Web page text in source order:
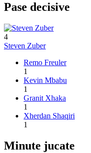
Pase decisive
4
Steven Zuber
Remo Freuler
1
Kevin Mbabu
1
Granit Xhaka
1
Xherdan Shaqiri
1
Minute jucate